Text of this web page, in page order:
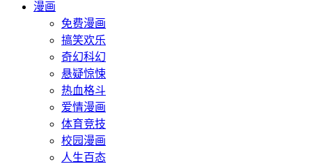
漫画
免费漫画
搞笑欢乐
奇幻科幻
悬疑惊悚
热血格斗
爱情漫画
体育竞技
校园漫画
人生百态